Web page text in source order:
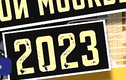
от застройщика –ЖК «Символ»от
. Автора концепции
з-да «Серп и Молот»
собравшем архитекторов
британское бюро LDA DESIGN,
UHA LONDON и российскими
красивый проект
парками (40% земель)
бюро Benthem